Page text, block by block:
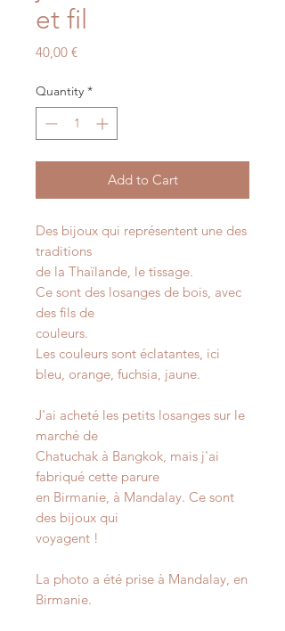
et fil
40,00 €Price
Quantity *
Add to Cart
Des bijoux qui représentent une des
traditions
de la Thaïlande, le tissage.
Ce sont des losanges de bois, avec
des fils de
couleurs.
Les couleurs sont éclatantes, ici
bleu, orange, fuchsia, jaune.
J'ai acheté les petits losanges sur le
marché de
Chatuchak à Bangkok, mais j'ai
fabriqué cette parure
en Birmanie, à Mandalay. Ce sont
des bijoux qui
voyagent !
La photo a été prise à Mandalay, en
Birmanie.